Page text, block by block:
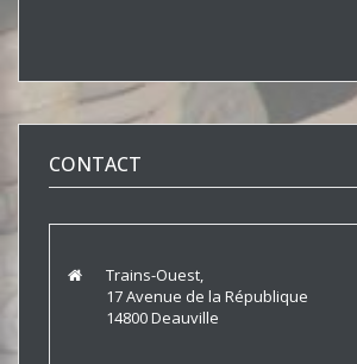
CONTACT
Trains-Ouest,
17 Avenue de la République
14800 Deauville